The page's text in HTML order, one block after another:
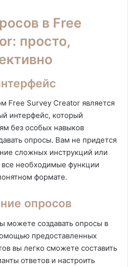
в Free
просто,
Free Survey Creator является
интерфейс, который
без особых навыков
опросы. Вам не придется
сложных инструкций или
необходимые функции
формате.
опросов
можете создавать опросы в
предоставленных
вы легко сможете составить
ответов и настроить